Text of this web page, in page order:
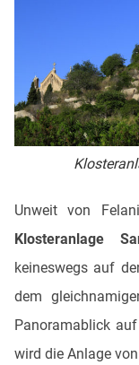
Unweit von
Klosteranlage
keineswegs auf
dem
Panoramablick
wird die Anlage